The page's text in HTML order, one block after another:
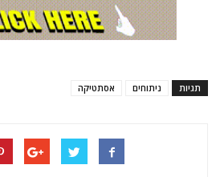
תגיות ניתוחים אסתטיקה